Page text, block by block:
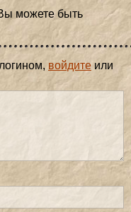
можете быть
войдите или